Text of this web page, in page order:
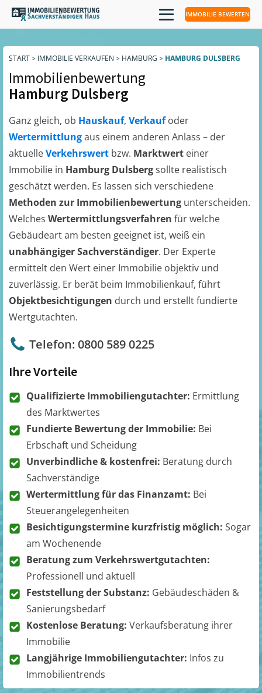
IMMOBILIE BEWERTEN
START> IMMOBILIE VERKAUFEN > HAMBURG > HAMBURG DULSBERG
Immobilienbewertung
Hamburg Dulsberg
Ganz gleich, ob Hauskauf, Verkaufoder
Wertermittlungaus einem anderen Anlass – der
aktuelleVerkehrswert bzw. Marktwert einer
Immobilie in Hamburg Dulsbergsollte realistisch
geschätzt werden. Es lassen sich verschiedene
Methoden zur Immobilienbewertung unterscheiden.
Welches Wertermittlungsverfahren für welche
Gebäudeart am besten geeignet ist, weiß ein
unabhängiger Sachverständiger. Der Experte
ermittelt den Wert einer Immobilie objektiv und
zuverlässig. Er berät beim Immobilienkauf, führt
Objektbesichtigungen durch und erstellt fundierte
Wertgutachten.
Telefon: 0800 589 0225
Ihre Vorteile
Qualifizierte Immobiliengutachter: Ermittlung
des Marktwertes
Fundierte Bewertung der Immobilie: Bei
Erbschaft und Scheidung
Unverbindliche & kostenfrei: Beratung durch
Sachverständige
Wertermittlung für das Finanzamt: Bei
Steuerangelegenheiten
Besichtigungstermine kurzfristig möglich: Sogar
am Wochenende
Beratung zum Verkehrswertgutachten:
Professionell und aktuell
Feststellung der Substanz: Gebäudeschäden &
Sanierungsbedarf
Kostenlose Beratung: Verkaufsberatung ihrer
Immobilie
Langjährige Immobiliengutachter: Infos zu
Immobilientrends